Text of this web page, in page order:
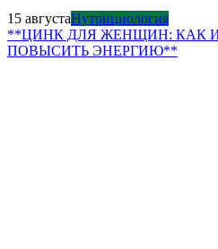
15 августаНутрициология
**ЦИНК ДЛЯ ЖЕНЩИН: КАК
ПОВЫСИТЬ ЭНЕРГИЮ**